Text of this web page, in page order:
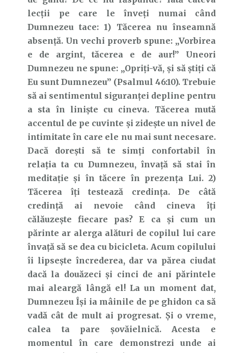
lecții pe care le înveți numai când
Dumnezeu tace: 1) Tăcerea nu înseamnă
absență. Un vechi proverb spune: „Vorbirea
e de argint, tăcerea e de aur!” Uneori
Dumnezeu ne spune: „Opriţi-vă, şi să ştiţi că
Eu sunt Dumnezeu” (Psalmul 46:10). Trebuie
să ai sentimentul siguranței depline pentru
a sta în liniște cu cineva. Tăcerea mută
accentul de pe cuvinte și zidește un nivel de
intimitate în care ele nu mai sunt necesare.
Dacă dorești să te simți confortabil în
relația ta cu Dumnezeu, învață să stai în
meditație și în tăcere în prezența Lui. 2)
Tăcerea îți testează credința. De câtă
credință ai nevoie când cineva îți
călăuzește fiecare pas? E ca și cum un
părinte ar alerga alături de copilul lui care
învață să se dea cu bicicleta. Acum copilului
îi lipsește încrederea, dar va părea ciudat
dacă la douăzeci și cinci de ani părintele
mai aleargă lângă el! La un moment dat,
Dumnezeu Își ia mâinile de pe ghidon ca să
vadă cât de mult ai progresat. Și o vreme,
calea ta pare șovăielnică. Acesta e
momentul în care demonstrezi unde ai